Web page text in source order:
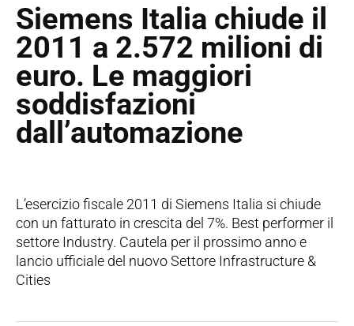
Siemens Italia chiude il
2011 a 2.572 milioni di
euro. Le maggiori
soddisfazioni
dall’automazione
L’esercizio fiscale 2011 di Siemens Italia si chiude
con un fatturato in crescita del 7%. Best performer il
settore Industry. Cautela per il prossimo anno e
lancio ufficiale del nuovo Settore Infrastructure &
Cities